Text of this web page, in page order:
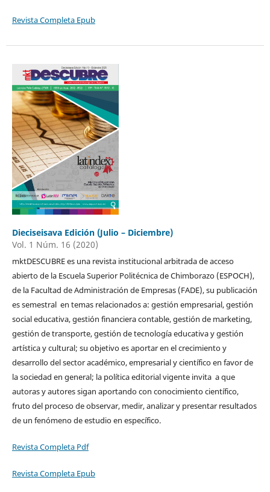
Revista Completa Epub
Dieciseisava Edición (Julio – Diciembre)
Vol. 1 Núm. 16 (2020)
mktDESCUBRE es una revista institucional arbitrada de acceso
abierto de la Escuela Superior Politécnica de Chimborazo (ESPOCH),
de la Facultad de Administración de Empresas (FADE), su publicación
es semestral en temas relacionados a: gestión empresarial, gestión
social educativa, gestión financiera contable, gestión de marketing,
gestión de transporte, gestión de tecnología educativa y gestión
artística y cultural; su objetivo es aportar en el crecimiento y
desarrollo del sector académico, empresarial y científico en favor de
la sociedad en general; la política editorial vigente invita a que
autoras y autores sigan aportando con conocimiento científico,
fruto del proceso de observar, medir, analizar y presentar resultados
de un fenómeno de estudio en específico.
Revista Completa Pdf
Revista Completa Epub